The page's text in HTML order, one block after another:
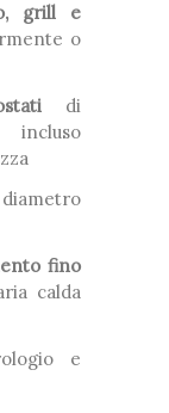
grill e
o
di
fino
calda
e